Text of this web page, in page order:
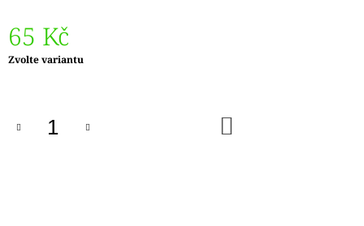
65 Kč
Měrná
Zvolte variantu